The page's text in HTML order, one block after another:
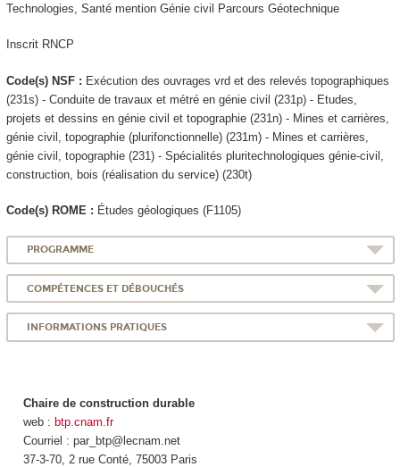
Technologies, Santé mention Génie civil Parcours Géotechnique
Inscrit RNCP
Code(s) NSF : Exécution des ouvrages vrd et des relevés topographiques
(231s) - Conduite de travaux et métré en génie civil (231p) - Etudes,
projets et dessins en génie civil et topographie (231n) - Mines et carrières,
génie civil, topographie (plurifonctionnelle) (231m) - Mines et carrières,
génie civil, topographie (231) - Spécialités pluritechnologiques génie-civil,
construction, bois (réalisation du service) (230t)
Code(s) ROME : Études géologiques (F1105)
PROGRAMME
COMPÉTENCES ET DÉBOUCHÉS
INFORMATIONS PRATIQUES
Chaire de construction durable
web : btp.cnam.fr
Courriel : par_btp@lecnam.net
37-3-70, 2 rue Conté, 75003 Paris